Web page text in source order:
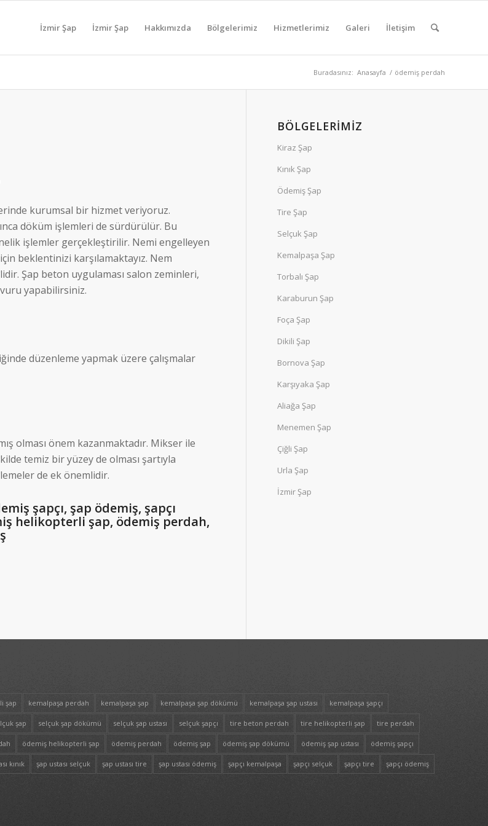
İzmir Şap İzmir Şap Hakkımızda Bölgelerimiz Hizmetlerimiz Galeri İletişim
Buradasınız: Anasayfa / ödemiş perdah
kurumsal bir hizmet veriyoruz.
döküm işlemleri de sürdürülür. Bu
işlemler gerçekleştirilir. Nemi engelleyen
beklentinizi karşılamaktayız. Nem
Şap beton uygulaması salon zeminleri,
yapabilirsiniz.
düzenleme yapmak üzere çalışmalar
olması önem kazanmaktadır. Mikser ile
temiz bir yüzey de olması şartıyla
de ek önemlidir.
şapçı, şap ödemiş, şapçı
helikopterli şap, ödemiş perdah,
BÖLGELERIMIZ
Kiraz Şap
Kınık Şap
Ödemiş Şap
Tire Şap
Selçuk Şap
Kemalpaşa Şap
Torbalı Şap
Karaburun Şap
Foça Şap
Dikili Şap
Bornova Şap
Karşıyaka Şap
Aliağa Şap
Menemen Şap
Çiğli Şap
Urla Şap
İzmir Şap
şap kemalpaşa perdah kemalpaşa şap kemalpaşa şap dökümü kemalpaşa şap ustası kemalpaşa şapçı
şap selçuk şap dökümü selçuk şap ustası selçuk şapçı tire beton perdah tire helikopterli şap tire perdah
ödemiş helikopterli şap ödemiş perdah ödemiş şap ödemiş şap dökümü ödemiş şap ustası ödemiş şapçı
kınık şap ustası selçuk şap ustası tire şap ustası ödemiş şapçı kemalpaşa şapçı selçuk şapçı tire şapçı ödemiş